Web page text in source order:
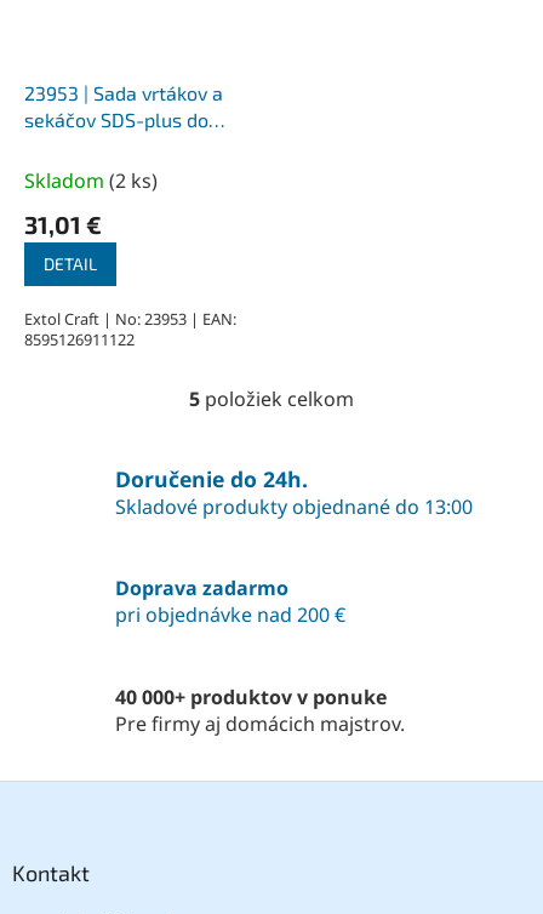
23953 | Sada vrtákov a
sekáčov SDS-plus do
kufor
Skladom (2 ks)
31,01 €
DETAIL
Extol Craft | No: 23953 | EAN:
8595126911122
O
á
d
a
e
p
y
v
p
5 položiek celkom
Doručenie do 24h.
Skladové produkty objednané do 13:00
Doprava zadarmo
pri objednávke nad 200 €
40 000+ produktov v ponuke
Pre firmy aj domácich majstrov.
Kontakt